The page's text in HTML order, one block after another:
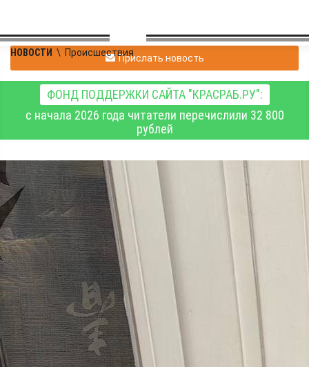
НОВОСТИ \ ПроисшествияПрислать новость
ФОНД ПОДДЕРЖКИ САЙТА "КРАСРАБ.РУ":
с начала 2026 года читатели перечислили 32 800
рублей
В Новосибирске собака
включила конфорки, и
стоявший на плите
баллончик взорвался
Происшествия
30.11.2025 09:13578